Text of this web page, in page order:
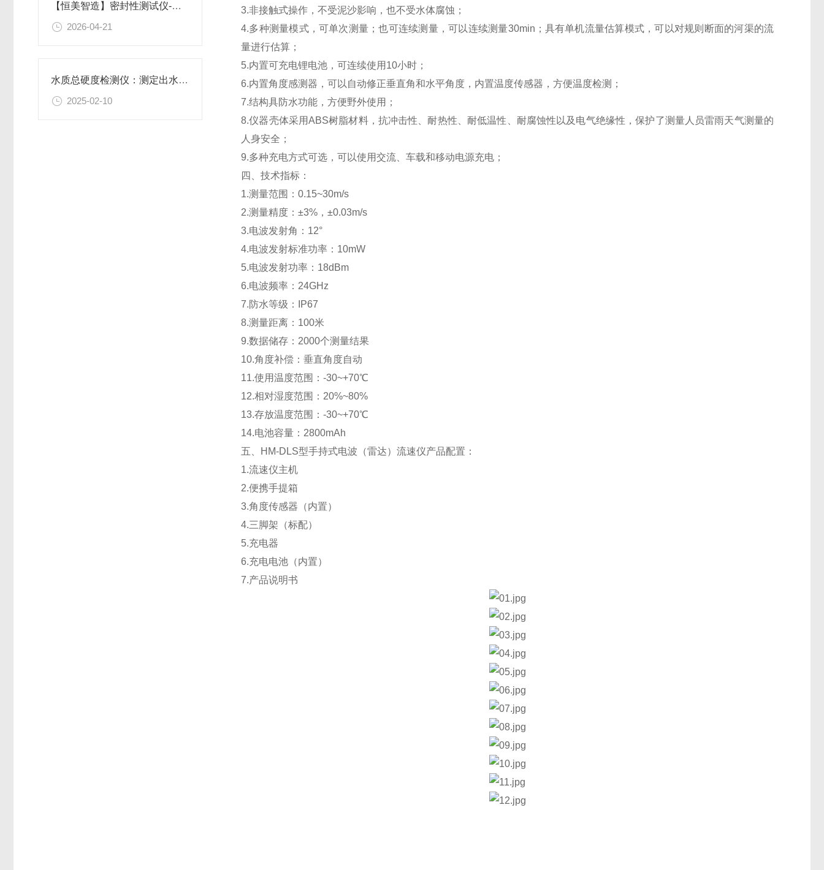
【恒美智造】密封性测试仪-食品包装真空密封性测试仪产品知识图谱
2026-04-21
水质总硬度检测仪：测定出水中总硬度的浓度值
2025-02-10
3.非接触式操作，不受泥沙影响，也不受水体腐蚀；
4.多种测量模式，可单次测量；也可连续测量，可以连续测量30min；具有单机流量估算模式，可以对规则断面的河渠的流
量进行估算；
5.内置可充电锂电池，可连续使用10小时；
6.内置角度感测器，可以自动修正垂直角和水平角度，内置温度传感器，方便温度检测；
7.结构具防水功能，方便野外使用；
8.仪器壳体采用ABS树脂材料，抗冲击性、耐热性、耐低温性、耐腐蚀性以及电气绝缘性，保护了测量人员雷雨天气测量的
人身安全；
9.多种充电方式可选，可以使用交流、车载和移动电源充电；
四、技术指标：
1.测量范围：0.15~30m/s
2.测量精度：±3%，±0.03m/s
3.电波发射角：12°
4.电波发射标准功率：10mW
5.电波发射功率：18dBm
6.电波频率：24GHz
7.防水等级：IP67
8.测量距离：100米
9.数据储存：2000个测量结果
10.角度补偿：垂直角度自动
11.使用温度范围：-30~+70℃
12.相对湿度范围：20%~80%
13.存放温度范围：-30~+70℃
14.电池容量：2800mAh
五、HM-DLS型手持式电波（雷达）流速仪产品配置：
1.流速仪主机
2.便携手提箱
3.角度传感器（内置）
4.三脚架（标配）
5.充电器
6.充电电池（内置）
7.产品说明书